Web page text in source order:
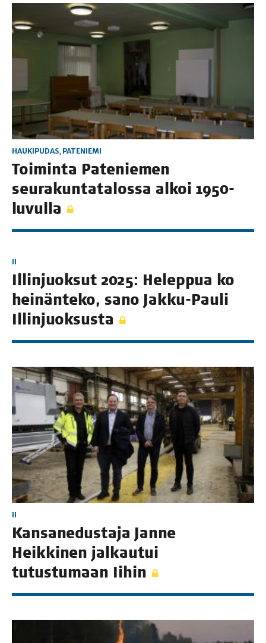
HAUKIPUDAS, PATENIEMI
Toi­min­ta Pate­nie­men
seu­ra­kun­ta­ta­los­sa alkoi 1950-
luvulla
II
Illin­juok­sut 2025: Helep­pua ko
hei­nän­te­ko, sano Jak­ku-Pau­li
Illinjuoksusta
II
Kan­san­edus­ta­ja Jan­ne
Heik­ki­nen jal­kau­tui
tutus­tu­maan Iihin